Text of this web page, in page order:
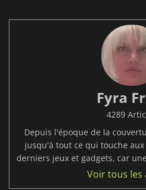
Fyra
4289
Depuis l'époque de la
jusqu'à tout ce qui touche
derniers jeux et gadgets, car
Voir tous les